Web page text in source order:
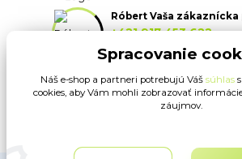
Róbert Vaša
+421 917 453 622
(Po-Pia, 8:30-16:30 hod.)
info@oblecsalacno.sk
Spracovanie
Náš e-shop a partneri potrebujú Váš súhlas
cookies, aby Vám mohli zobrazovať
záujmov.